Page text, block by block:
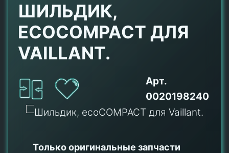
ШИЛЬДИК,
ECOCOMPACT ДЛЯ
VAILLANT.
Арт.
0020198240
Только оригинальные запчасти